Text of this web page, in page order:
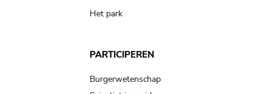
Het park
PARTICIPEREN
Burgerwetenschap